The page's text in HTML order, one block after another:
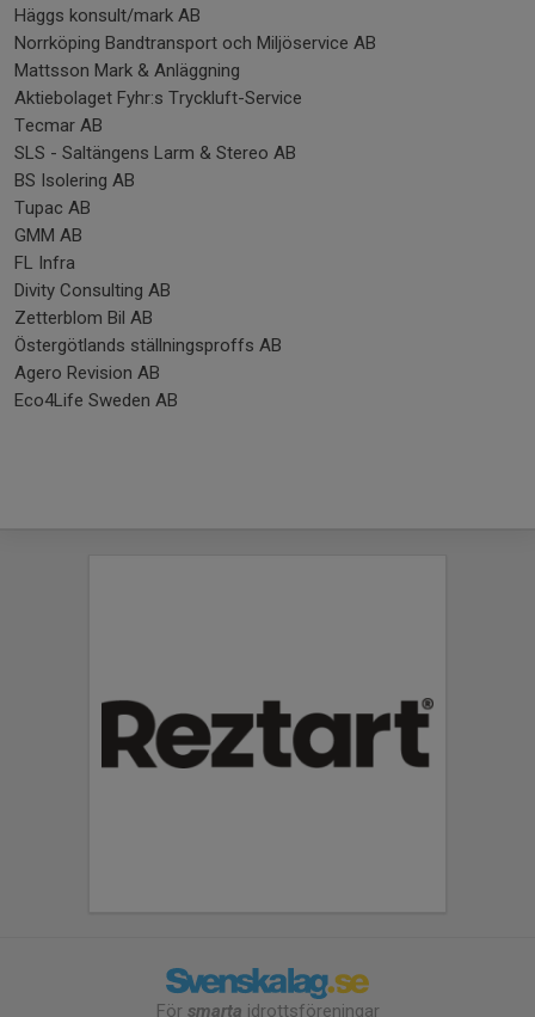
Häggs konsult/mark AB
Norrköping Bandtransport och Miljöservice AB
Mattsson Mark & Anläggning
Aktiebolaget Fyhr:s Tryckluft-Service
Tecmar AB
SLS - Saltängens Larm & Stereo AB
BS Isolering AB
Tupac AB
GMM AB
FL Infra
Divity Consulting AB
Zetterblom Bil AB
Östergötlands ställningsproffs AB
Agero Revision AB
Eco4Life Sweden AB
För smarta idrottsföreningar